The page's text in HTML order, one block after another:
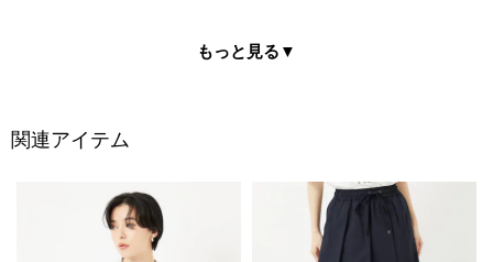
もっと見る ▼
関連アイテム